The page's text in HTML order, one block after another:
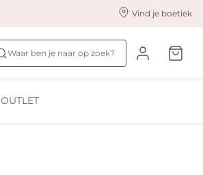
Vind je boetiek
Waar ben je naar op zoek?
Ontdek jouw maat
Bh-maat test
OUTLET